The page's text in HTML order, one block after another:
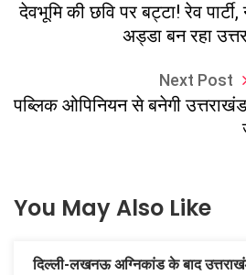
देवभूमि की छवि पर बट्टा! रेव
अड्डा बन रहा
Next Post
पब्लिक ओपिनियन से बनेगी
You May Also Like
दिल्ली-लखनऊ अग्निकांड के बाद